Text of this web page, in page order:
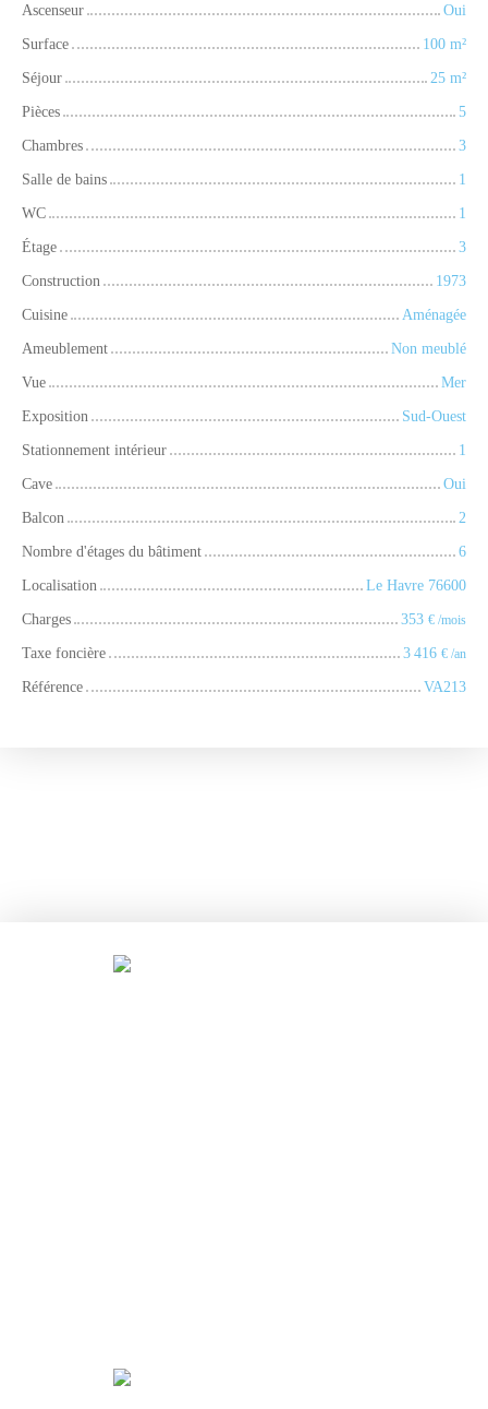
Ascenseur
Oui
Surface
100 m²
Séjour
25 m²
Pièces
5
Chambres
3
Salle de bains
1
WC
1
Étage
3
Construction
1973
Cuisine
Aménagée
Ameublement
Non meublé
Vue
Mer
Exposition
Sud-Ouest
Stationnement intérieur
1
Cave
Oui
Balcon
2
Nombre d'étages du bâtiment
6
Localisation
Le Havre 76600
Charges
353 € /mois
Taxe foncière 3 416 € /an
Référence VA213